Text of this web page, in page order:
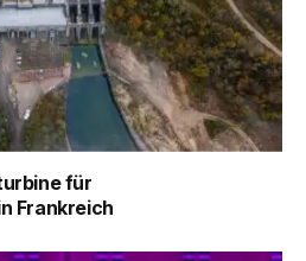
für
Frankreich